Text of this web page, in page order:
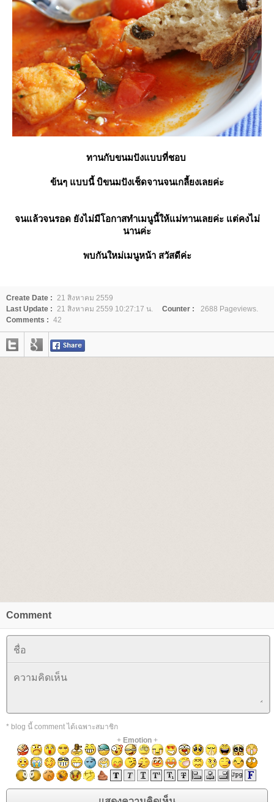
ทานกับขนมปังแบบที่ชอบ
ข้นๆ แบบนี้ บิขนมปังเช็ดจานจนเกลี้ยงเลยค่ะ
จนแล้วจนรอด ยังไม่มีโอกาสทำเมนูนี้ให้แม่ทานเลยค่ะ แต่คงไม่
นานค่ะ
พบกันใหม่เมนูหน้า สวัสดีค่ะ
Create Date : 21 สิงหาคม 2559
Last Update : 21 สิงหาคม 2559 10:27:17 น. Counter :
2688 Pageviews.
Comments : 42
Comment
* blog นี้ comment ได้เฉพาะสมาชิก
+ Emotion+